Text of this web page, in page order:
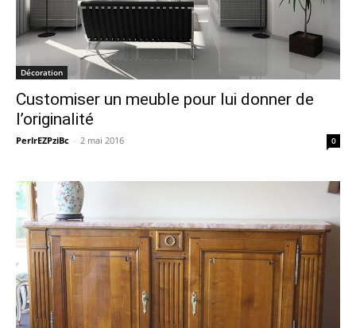
Décoration
Customiser un meuble pour lui donner de
l’originalité
PerlrEZPziBc - 2 mai 2016 0